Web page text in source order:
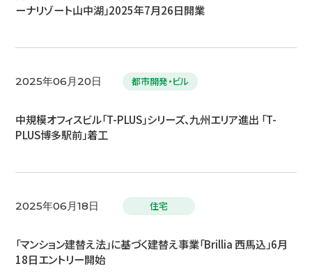
ーナリゾート山中湖」2025年7月26日開業
2025年06月20日 都市開発・ビル
中規模オフィスビル「T-PLUS」シリーズ、九州エリア進出 「T-
PLUS博多駅前」着工
2025年06月18日 住宅
「マンション建替え法」に基づく建替え事業「Brillia 西馬込」6月
18日エントリー開始